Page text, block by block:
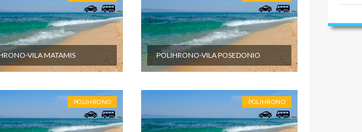
VILA MATAMIS POLIHRONO-VILA POSEDONIO
POLIHRONO POLIHRONO